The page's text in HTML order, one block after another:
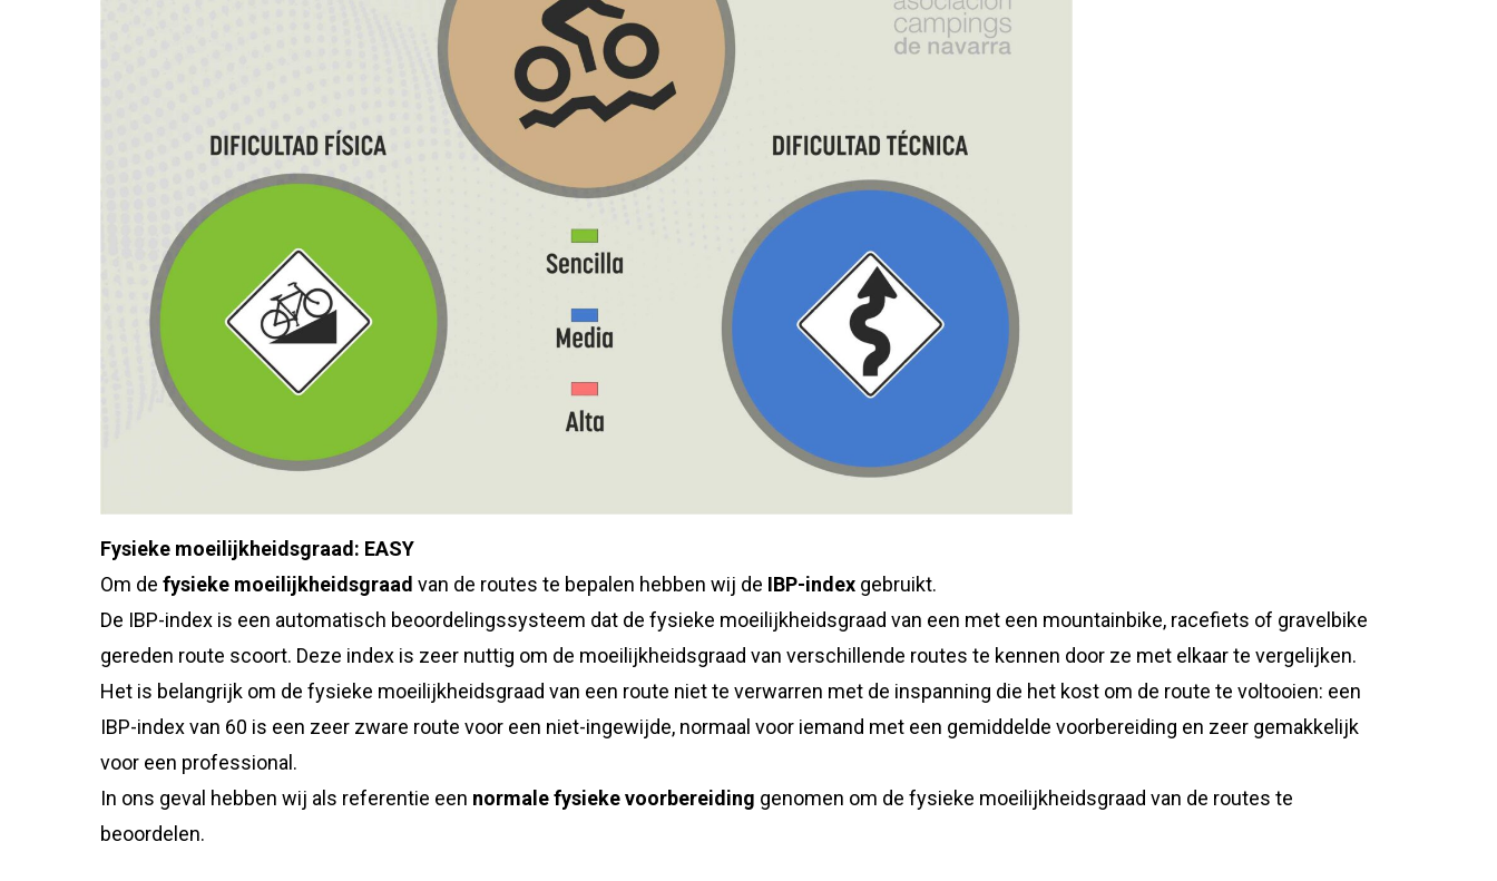
Fysieke moeilijkheidsgraad: EASY
Om de fysieke moeilijkheidsgraad van de routes te bepalen hebben wij de IBP-index gebruikt.
De IBP-index is een automatisch beoordelingssysteem dat de fysieke moeilijkheidsgraad van een met een mountainbike, racefiets of gravelbike
gereden route scoort. Deze index is zeer nuttig om de moeilijkheidsgraad van verschillende routes te kennen door ze met elkaar te vergelijken.
Het is belangrijk om de fysieke moeilijkheidsgraad van een route niet te verwarren met de inspanning die het kost om de route te voltooien: een
IBP-index van 60 is een zeer zware route voor een niet-ingewijde, normaal voor iemand met een gemiddelde voorbereiding en zeer gemakkelijk
voor een professional.
In ons geval hebben wij als referentie een normale fysieke voorbereiding genomen om de fysieke moeilijkheidsgraad van de routes te
beoordelen.